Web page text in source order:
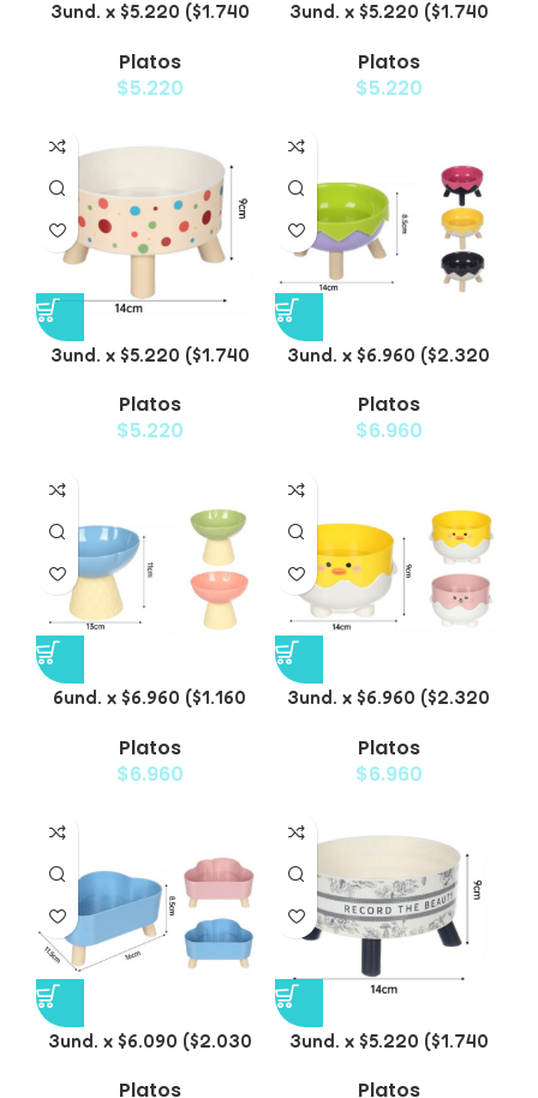
3und. x $5.220 ($1.740
para Mascotas Diseño
Pastel
Platos
$5.220
3und. x $5.220 ($1.740
para Mascotas con
Diseños Estampados
Platos
$5.220
3und. x $5.220 ($1.740
para Mascotas con
Diseño
Platos
$5.220
3und. x $6.960 ($2.320
para Mascotas con
Patitas
Platos
$6.960
6und. x $6.960 ($1.160
para Mascotas
Platos
$6.960
3und. x $6.960 ($2.320
Mascotas Diseño Pollito
Platos
$6.960
3und. x $6.090 ($2.030
Nube
Platos
3und. x $5.220 ($1.740
Floral
Platos